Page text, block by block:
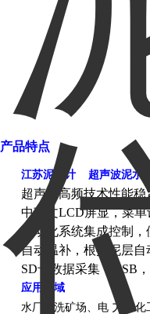
产品特点
江苏泥位计 超声波泥水
超声波高频技术性能
中英文LCD屏显，菜
自动化系统集成控制
自动温补，根据泥层
SD卡数据采集，USB
应用领域
水厂，洗矿场、电 力
、